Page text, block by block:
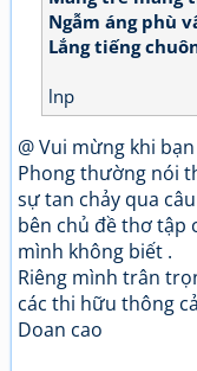
Ngẫm áng phù
Lắng tiếng
lnp
@ Vui mừng khi
Phong thường nói
sự tan chảy qua
bên chủ đề thơ tập
mình không biết .
Riêng mình trân
các thi hữu thông
Doan cao